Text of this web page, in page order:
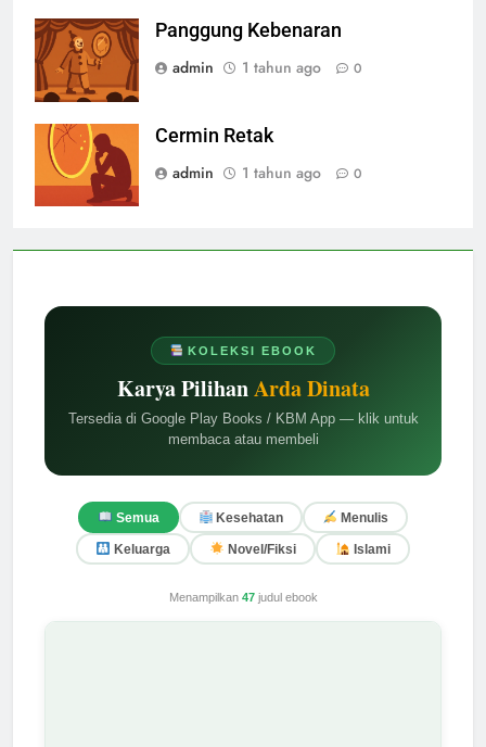
KOLEKSI EBOOK
Karya PilihanArda Dinata
Tersedia di Google Play Books / KBM App — klik untuk
membaca atau membeli
Semua Kesehatan Menulis
Keluarga Novel/Fiksi Islami
Menampilkan 47judul ebook
Panggung Kebenaran
admin
1 tahun ago 0
Cermin Retak
admin
1 tahun ago 0